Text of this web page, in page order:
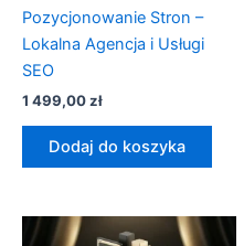
Pozycjonowanie Stron –
Lokalna Agencja i Usługi
SEO
1 499,00zł
Dodaj do koszyka